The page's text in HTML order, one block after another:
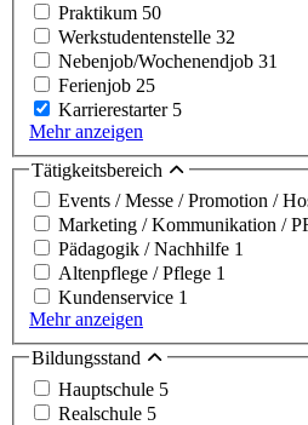
Praktikum 50
Werkstudentenstelle 32
Nebenjob/Wochenendjob 31
Ferienjob 25
Karrierestarter 5
Mehr anzeigen
Tätigkeitsbereich
Events / Messe / Promotion /
Marketing / Kommunikation /
Pädagogik / Nachhilfe 1
Altenpflege / Pflege 1
Kundenservice 1
Mehr anzeigen
Bildungsstand
Hauptschule 5
Realschule 5